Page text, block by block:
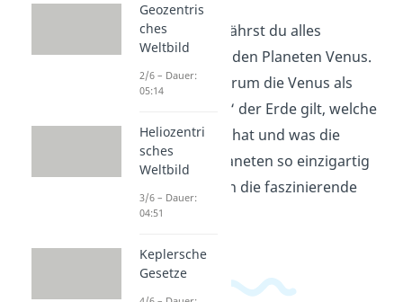
In diesem Video erfährst du alles
Wissenswerte über den Planeten Venus.
Wir erklären dir, warum die Venus als
„Höllischer Zwilling“ der Erde gilt, welche
Besonderheiten sie hat und was die
Atmosphäre des Planeten so einzigartig
macht. Tauche ein in die faszinierende
Welt der Venus!
Geozentris
ches
Weltbild
2/6 – Dauer:
05:14
Heliozentri
sches
Weltbild
3/6 – Dauer:
04:51
Keplersche
Gesetze